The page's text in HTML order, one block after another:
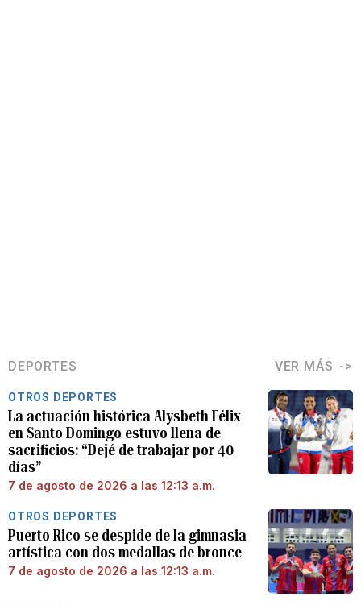
DEPORTES VER MÁS
OTROS DEPORTES
La actuación histórica Alysbeth Félix
en Santo Domingo estuvo llena de
sacrificios: “Dejé de trabajar por 40
días”
7 de agosto de 2026 a las 12:13 a.m.
OTROS DEPORTES
Puerto Rico se despide de la gimnasia
artística con dos medallas de bronce
7 de agosto de 2026 a las 12:13 a.m.